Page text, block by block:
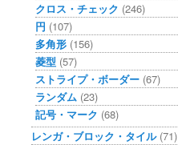
クロス・チェック (246)
円 (107)
多角形 (156)
菱型 (57)
ストライプ・ボーダー (67)
ランダム (23)
記号・マーク (68)
レンガ・ブロック・タイル(71)